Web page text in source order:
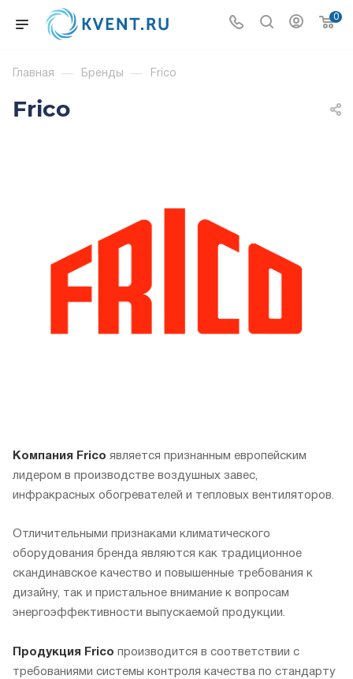
0
Главная — Бренды — Frico
Frico
Компания Frico является признанным европейским
лидером в производстве воздушных завес,
инфракрасных обогревателей и тепловых вентиляторов.
Отличительными признаками климатического
оборудования бренда являются как традиционное
скандинавское качество и повышенные требования к
дизайну, так и пристальное внимание к вопросам
энергоэффективности выпускаемой продукции.
Продукция Frico производится в соответствии с
требованиями системы контроля качества по стандарту